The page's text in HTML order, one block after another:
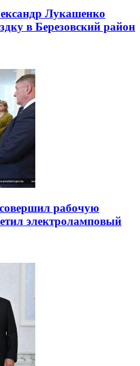
Лукашенко
в Березовский район
рабочую
электроламповый